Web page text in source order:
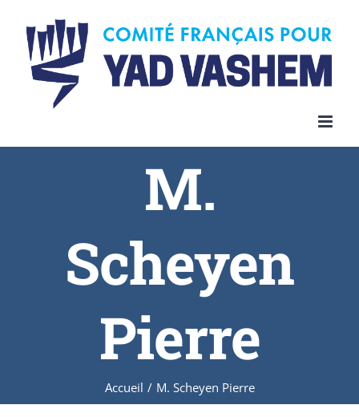
content
M.
Scheyen
Pierre
Accueil / M. Scheyen Pierre